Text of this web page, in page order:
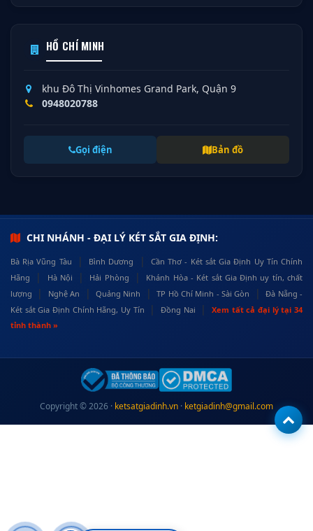
HỒ CHÍ MINH
khu Đô Thị Vinhomes Grand Park, Quận 9
0948020788
Gọi điện Bản đồ
CHI NHÁNH - ĐẠI LÝ KÉT SẮT GIA ĐỊNH:
Bà Rịa Vũng Tàu | Bình Dương |
Cần Thơ - Két sắt Gia Định Uy Tín Chính
Hãng
| Hà Nội | Hải Phòng |
Khánh Hòa - Két sắt Gia Định uy tín, chất
lượng
| Nghệ An | Quảng Ninh | TP Hồ Chí Minh - Sài Gòn |
Đà Nẵng -
Két sắt Gia Định Chính Hãng, Uy Tín
| Đồng Nai |
Xem tất cả đại lý tại 34
tỉnh thành »
Copyright © 2026 · ketsatgiadinh.vn · ketgiadinh@gmail.com